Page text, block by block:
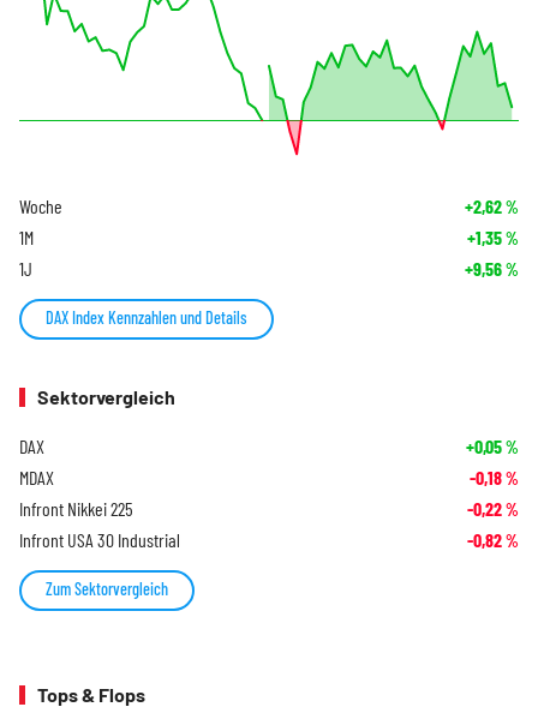
Woche +2,62%
1M +1,35%
1J +9,56%
DAX Index Kennzahlen und Details
Sektorvergleich
DAX +0,05%
MDAX -0,18%
Infront Nikkei 225 -0,22%
Infront USA 30 Industrial -0,82%
Zum Sektorvergleich
Tops & Flops